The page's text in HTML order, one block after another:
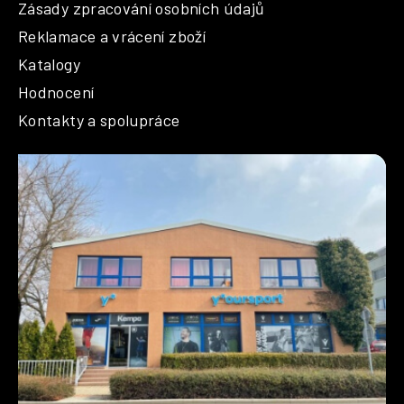
Zásady zpracování osobních údajů
Reklamace a vrácení zboží
Katalogy
Hodnocení
Kontakty a spolupráce